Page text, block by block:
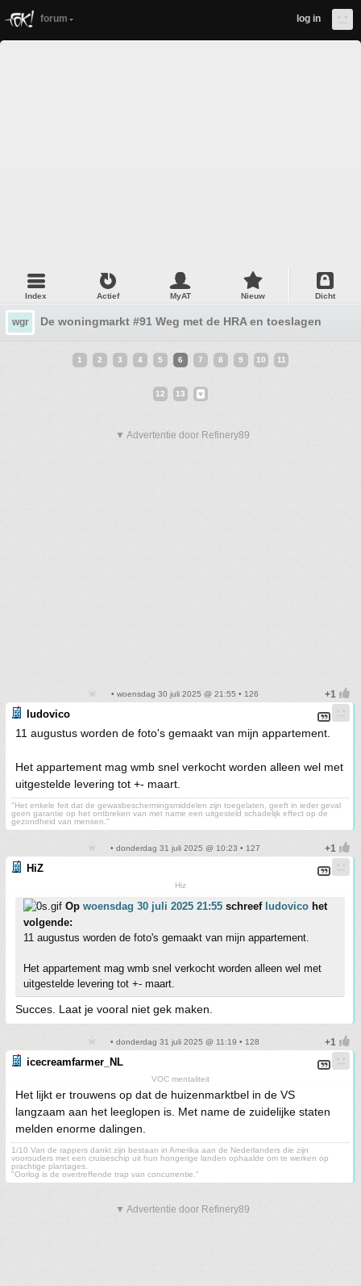
forum log in
Index Actief MyAT Nieuw Dicht
wgr De woningmarkt #91 Weg met de HRA en toeslagen
1 2 3 4 5 6 7 8 9 10 11
12 13
▼ Advertentie door Refinery89
• woensdag 30 juli 2025 @ 21:55 • 126
ludovico
11 augustus worden de foto's gemaakt van mijn appartement.
Het appartement mag wmb snel verkocht worden alleen wel met
uitgestelde levering tot +- maart.
"Het enkele feit dat de gewasbeschermingsmiddelen zijn toegelaten, geeft in ieder geval
geen garantie op het ontbreken van met name een uitgesteld schadelijk effect op de
gezondheid van mensen."
• donderdag 31 juli 2025 @ 10:23 • 127
HiZ
Hiz
Op woensdag 30 juli 2025 21:55 schreef ludovico het
volgende:
11 augustus worden de foto's gemaakt van mijn appartement.
Het appartement mag wmb snel verkocht worden alleen wel met
uitgestelde levering tot +- maart.
Succes. Laat je vooral niet gek maken.
• donderdag 31 juli 2025 @ 11:19 • 128
icecreamfarmer_NL
VOC mentaliteit
Het lijkt er trouwens op dat de huizenmarktbel in de VS
langzaam aan het leeglopen is. Met name de zuidelijke staten
melden enorme dalingen.
1/10 Van de rappers dankt zijn bestaan in Amerika aan de Nederlanders die zijn
voorouders met een cruiseschip uit hun hongerige landen ophaalde om te werken op
prachtige plantages.
"Oorlog is de overtreffende trap van concurrentie."
▼ Advertentie door Refinery89